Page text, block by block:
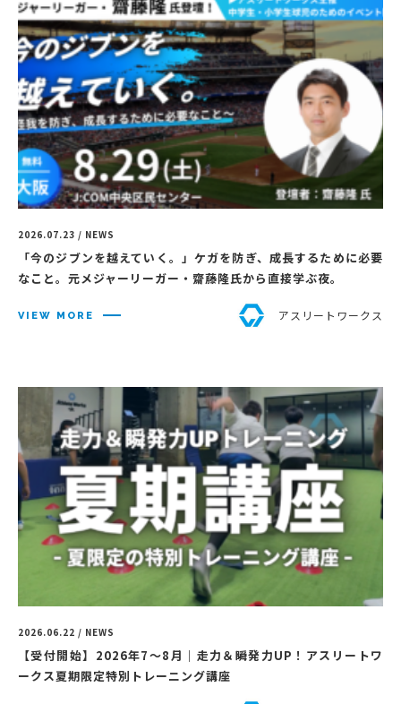
2026.07.23 / NEWS
「今のジブンを越えていく。」ケガを防ぎ、成長するために必要
なこと。元メジャーリーガー・齋藤隆氏から直接学ぶ夜。
VIEW MORE アスリートワークス
2026.06.22 / NEWS
【受付開始】2026年7〜8月｜走力＆瞬発力UP！アスリートワ
ークス夏期限定特別トレーニング講座